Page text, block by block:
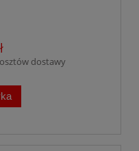
dostawy